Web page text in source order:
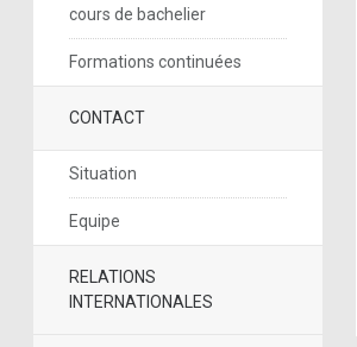
cours de bachelier
Formations continuées
CONTACT
Situation
Equipe
RELATIONS
INTERNATIONALES